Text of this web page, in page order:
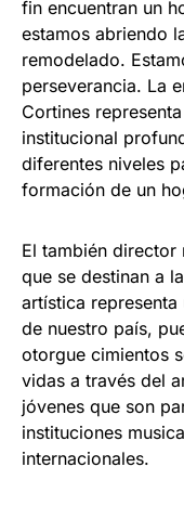
fin encuentran un
estamos abriendo
remodelado.
perseverancia. La
Cortines
institucional
diferentes niveles
formación de un
El también director
que se destinan a
artística
de nuestro país,
otorgue cimientos
vidas a través del
jóvenes que son
instituciones
internacionales.